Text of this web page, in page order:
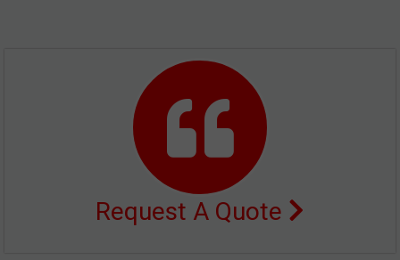
Request A Quote